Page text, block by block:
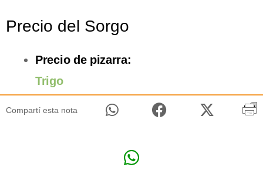
Precio del Sorgo
Precio de pizarra:
Trigo
Compartí esta nota